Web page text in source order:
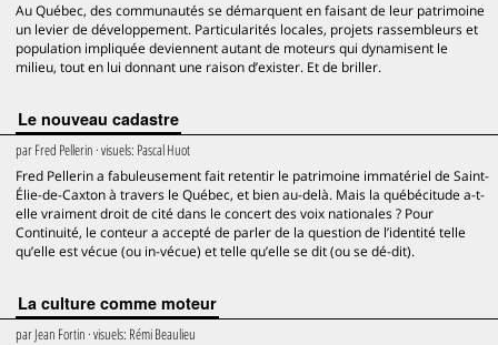
Au Québec, des communautés se démarquent en faisant de leur patrimoine
un levier de développement. Particularités locales, projets rassembleurs et
population impliquée deviennent autant de moteurs qui dynamisent le
milieu, tout en lui donnant une raison d’exister. Et de briller.
Le nouveau cadastre
parFred Pellerin · visuels: Pascal Huot
Fred Pellerin a fabuleusement fait retentir le patrimoine immatériel de Saint-
Élie-de-Caxton à travers le Québec, et bien au-delà. Mais la québécitude a-t-
elle vraiment droit de cité dans le concert des voix nationales ? Pour
Continuité, le conteur a accepté de parler de la question de l’identité telle
qu’elle est vécue (ou in-vécue) et telle qu’elle se dit (ou se dé-dit).
La culture comme moteur
parJean Fortin · visuels: Rémi Beaulieu